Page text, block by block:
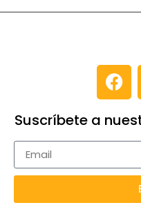
Suscríbete a